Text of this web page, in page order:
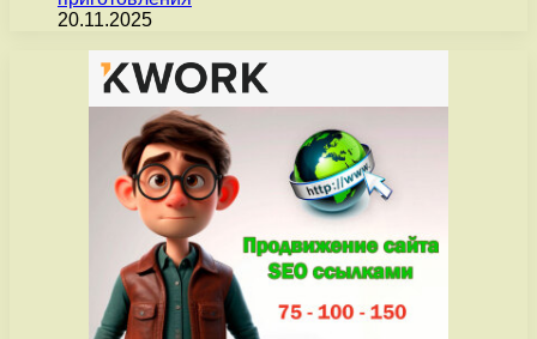
20.11.2025